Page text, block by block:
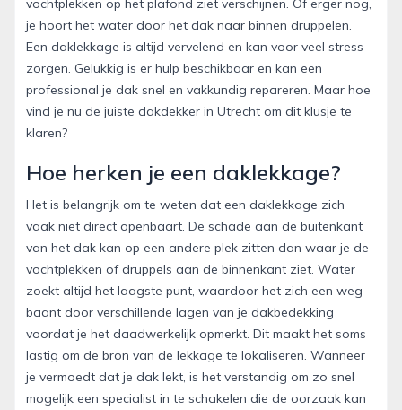
vochtplekken op het plafond ziet verschijnen. Of erger nog,
je hoort het water door het dak naar binnen druppelen.
Een daklekkage is altijd vervelend en kan voor veel stress
zorgen. Gelukkig is er hulp beschikbaar en kan een
professional je dak snel en vakkundig repareren. Maar hoe
vind je nu de juiste dakdekker in Utrecht om dit klusje te
klaren?
Hoe herken je een daklekkage?
Het is belangrijk om te weten dat een daklekkage zich
vaak niet direct openbaart. De schade aan de buitenkant
van het dak kan op een andere plek zitten dan waar je de
vochtplekken of druppels aan de binnenkant ziet. Water
zoekt altijd het laagste punt, waardoor het zich een weg
baant door verschillende lagen van je dakbedekking
voordat je het daadwerkelijk opmerkt. Dit maakt het soms
lastig om de bron van de lekkage te lokaliseren. Wanneer
je vermoedt dat je dak lekt, is het verstandig om zo snel
mogelijk een specialist in te schakelen die de oorzaak kan